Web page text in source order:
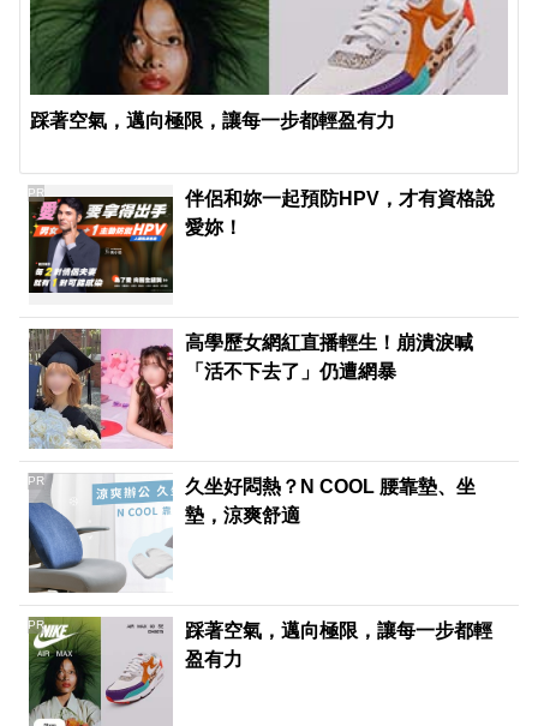
踩著空氣，邁向極限，讓每一步都輕盈有力
伴侶和妳一起預防HPV，才有資格說
愛妳！
PR
高學歷女網紅直播輕生！崩潰淚喊
「活不下去了」仍遭網暴
久坐好悶熱？N COOL 腰靠墊、坐
墊，涼爽舒適
PR
踩著空氣，邁向極限，讓每一步都輕
盈有力
PR